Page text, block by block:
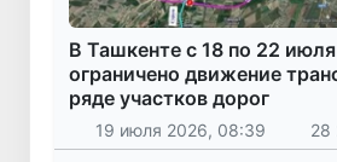
В Ташкенте с 18 по 22
ограничено движение
ряде участков дорог
19 июля 2026, 08:39 28